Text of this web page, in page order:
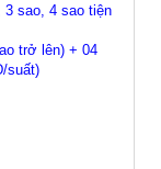
3 sao, 4 sao tiện
trở lên) + 04
suất)